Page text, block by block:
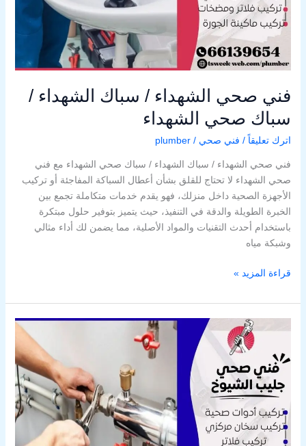
فني صحي الشهداء / سباك الشهداء /
سباك صحي الشهداء
اترك تعليقاً / فني صحي /
plumber
فني صحي الشهداء / سباك الشهداء / سباك صحي الشهداء مع فني
صحي الشهداء لا تحتاج للقلق بشأن أعطال السباكة المفاجئة أو تركيب
الأجهزة الصحية داخل منزلك، فهو يقدم خدمات متكاملة تجمع بين
الخبرة الطويلة والدقة في التنفيذ، حيث يتميز بتوفير حلول مبتكرة
باستخدام أحدث التقنيات والمواد الأصلية، مما يضمن لك أداء مثالي
وشبكة مياه
سباك
صحي
الشهداء
قراءة المزيد »
جليب
الشيوخ
جليب
الشيوخ